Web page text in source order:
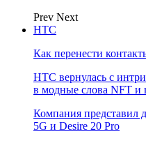
Prev Next
НТС
Как перенести
HTC вернулась с
в модные слова NFT и
Компания представил
5G и Desire 20 Pro